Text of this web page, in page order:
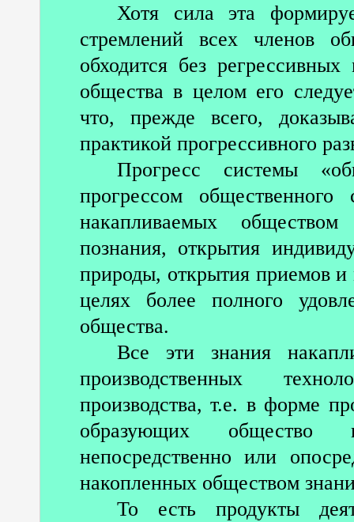
Хотя сила эта
стремлений всех членов
обходится без
общества в целом его
что, прежде всего,
практикой прогрессивного
Прогресс системы
прогрессом
накапливаемых
познания, открытия
природы, открытия приемов и
целях более полного
общества.
Все эти знания
производственных
производства, т.е. в форме
образующих общество
непосредственно или
накопленных обществом
То есть продукты